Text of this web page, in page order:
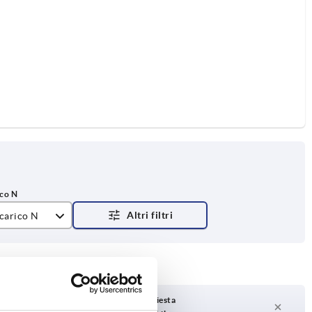
N
Tempi di consegna su richiesta